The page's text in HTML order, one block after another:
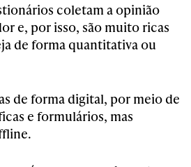
coletam a opinião
e, por isso, são muito ricas
de forma quantitativa ou
de forma digital, por meio de
e formulários, mas